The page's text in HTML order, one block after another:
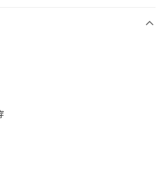
訊認證，即可結帳。
後，再付款。
程】
先享後付」後，將跳轉至「AFTEE先享後付」
認金額後，即可完成結帳。
到繳費通知簡訊。
進行付款，方視為交易完成。
不需立刻繳費，但若您需要取消訂單，請聯絡
意取消之訂單仍視為有效，需透過AFTEE先享
含以上)免運費
含以上)免運費